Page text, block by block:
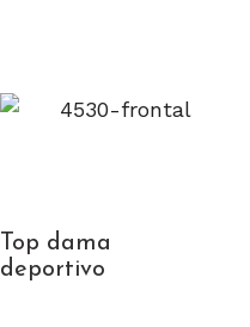
Top dama
deportivo